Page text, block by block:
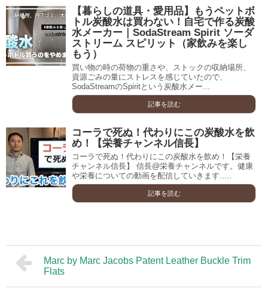
【暮らしの道具・愛用品】もうペットボ
トル炭酸水は買わない！自宅で作る炭酸
水メーカー｜SodaStream Spirit ソーダ
ストリーム スピリット（家飲みを楽し
もう）
買い物の時の荷物の重さや、ストックの収納場所、
資源ごみの量にストレスを感じていたので、
SodaStreamのSpiritという炭酸水メー...
記事を読む
コーラで死ぬ！代わりにこの炭酸水を飲
め！【栄養チャンネル信長】
コーラで死ぬ！代わりにこの炭酸水を飲め！【栄養
チャンネル信長】 信長@栄養チャンネルです。健康
や栄養についての動画を配信していきます.....
記事を読む
Marc by Marc Jacobs Patent Leather Buckle Trim
Flats